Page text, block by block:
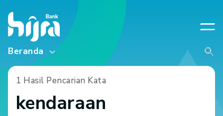
Beranda
1 Hasil Pencarian Kata
kendaraan